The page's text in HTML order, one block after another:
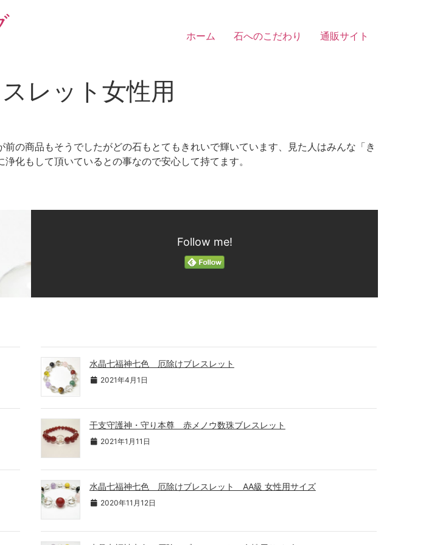
ホーム 石へのこだわり 通販サイト
レット女性用
の商品もそうでしたがどの石もとてもきれいで輝いています、見た人はみんな「き
化もして頂いているとの事なので安心して持てます。
Follow me!
水晶七福神七色 厄除けブレスレット
2021年4月1日
干支守護神・守り本尊 赤メノウ数珠ブレスレット
2021年1月11日
水晶七福神七色 厄除けブレスレット AA級 女性用サイズ
2020年11月12日